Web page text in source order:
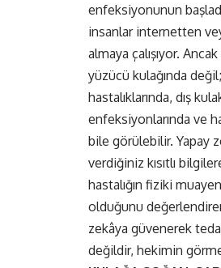
enfeksiyonunun
insanlar internetten
almaya çalışıyor.
yüzücü kulağında
hastalıklarında, dış
enfeksiyonlarında ve
bile görülebilir. Yapay
verdiğiniz kısıtlı
hastalığın fiziki
olduğunu
zekâya güvenerek
değildir, hekimin